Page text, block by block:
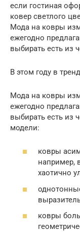
если гостиная
ковер светлого
Мода на ковры
ежегодно
выбирать есть из
В этом году в
Мода на ковры
ежегодно
выбирать есть из
модели:
ковры
например,
хаотично
ковры